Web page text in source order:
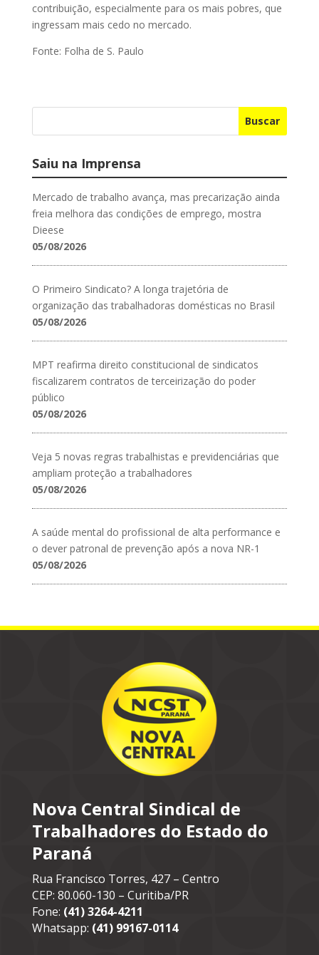
contribuição, especialmente para os mais pobres, que
ingressam mais cedo no mercado.
Fonte: Folha de S. Paulo
Buscar
Saiu na Imprensa
Mercado de trabalho avança, mas precarização ainda
freia melhora das condições de emprego, mostra
Dieese
05/08/2026
O Primeiro Sindicato? A longa trajetória de
organização das trabalhadoras domésticas no Brasil
05/08/2026
MPT reafirma direito constitucional de sindicatos
fiscalizarem contratos de terceirização do poder
público
05/08/2026
Veja 5 novas regras trabalhistas e previdenciárias que
ampliam proteção a trabalhadores
05/08/2026
A saúde mental do profissional de alta performance e
o dever patronal de prevenção após a nova NR-1
05/08/2026
Nova Central Sindical de
Trabalhadores do Estado do
Paraná
Rua Francisco Torres, 427 – Centro
CEP: 80.060-130 – Curitiba/PR
Fone: (41) 3264-4211
Whatsapp: (41) 99167-0114